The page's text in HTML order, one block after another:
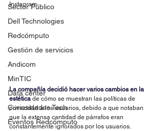
Sector Público
Dell Technologies
Redcómputo
Gestión de servicios
Andicom
MinTIC
Data center
Curiosidades Tech
Eventos Redcómputo
Instagram.
La compañía decidió hacer varios cambios en la
estética de cómo se muestran las políticas de
privacidad a los usuarios, debido a que notaban
que la extensa cantidad de párrafos eran
constantemente ignorados por los usuarios.